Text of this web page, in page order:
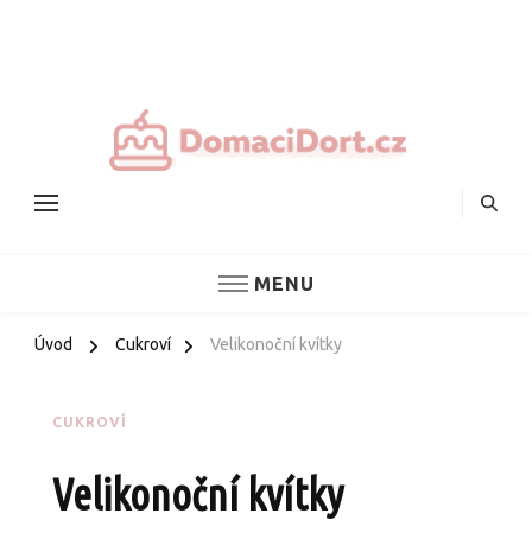
MENU
Úvod Cukroví Velikonoční kvítky
CUKROVÍ
Velikonoční kvítky